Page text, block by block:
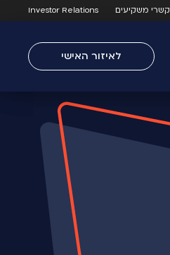
קשרי משקיעים Investor Relations
לאיזור האישי